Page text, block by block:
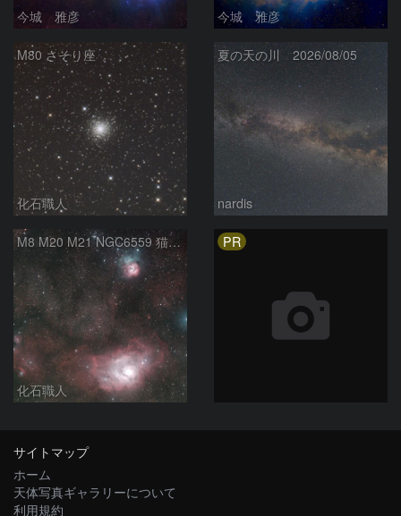
今城 雅彦 今城 雅彦
M80 さそり座
化石職人
夏の天の川 2026/08/05
nardis
M8 M20 M21 NGC6559 猫の手星雲 いて座
化石職人
PR
サイトマップ
ホーム
天体写真ギャラリーについて
利用規約